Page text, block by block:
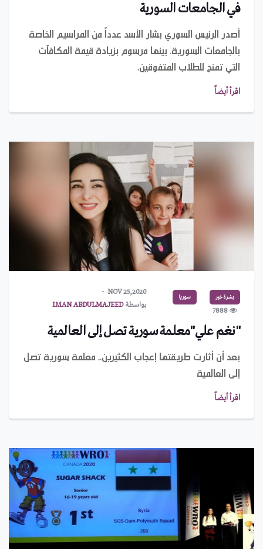
في الجامعات السورية
أصدر الرئيس السوري بشار الأسد عدداً من المراسيم الخاصة
بالجامعات السورية، بينها مرسوم بزيادة قيمة المكافآت
التي تمنح للطلاب المتفوقين.
اقرأ أيضاً
بشرة خير سوريا
7888
NOV 25,2020
بواسطةIMAN ABDULMAJEED
"نغم علي"معلمة سورية تصل إلى العالمية
بعد أن أثارت طريقتها إعجاب الكثيرين.. معلمة سورية تصل
إلى العالمية
اقرأ أيضاً